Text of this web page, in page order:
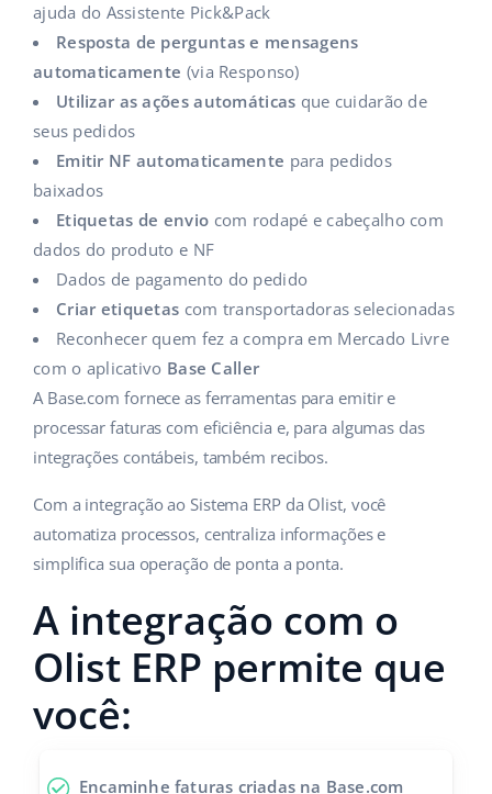
ajuda do Assistente Pick&Pack
Resposta de perguntas e mensagens
automaticamente (via Responso)
Utilizar as ações automáticas que cuidarão de
seus pedidos
Emitir NF automaticamente para pedidos
baixados
Etiquetas de envio com rodapé e cabeçalho com
dados do produto e NF
Dados de pagamento do pedido
Criar etiquetas com transportadoras selecionadas
Reconhecer quem fez a compra em Mercado Livre
com o aplicativo Base Caller
A Base.com fornece as ferramentas para emitir e
processar faturas com eficiência e, para algumas das
integrações contábeis, também recibos.
Com a integração ao Sistema ERP da Olist, você
automatiza processos, centraliza informações e
simplifica sua operação de ponta a ponta.
A integração com o
Olist ERP permite que
você:
Encaminhe faturas criadas na Base.com